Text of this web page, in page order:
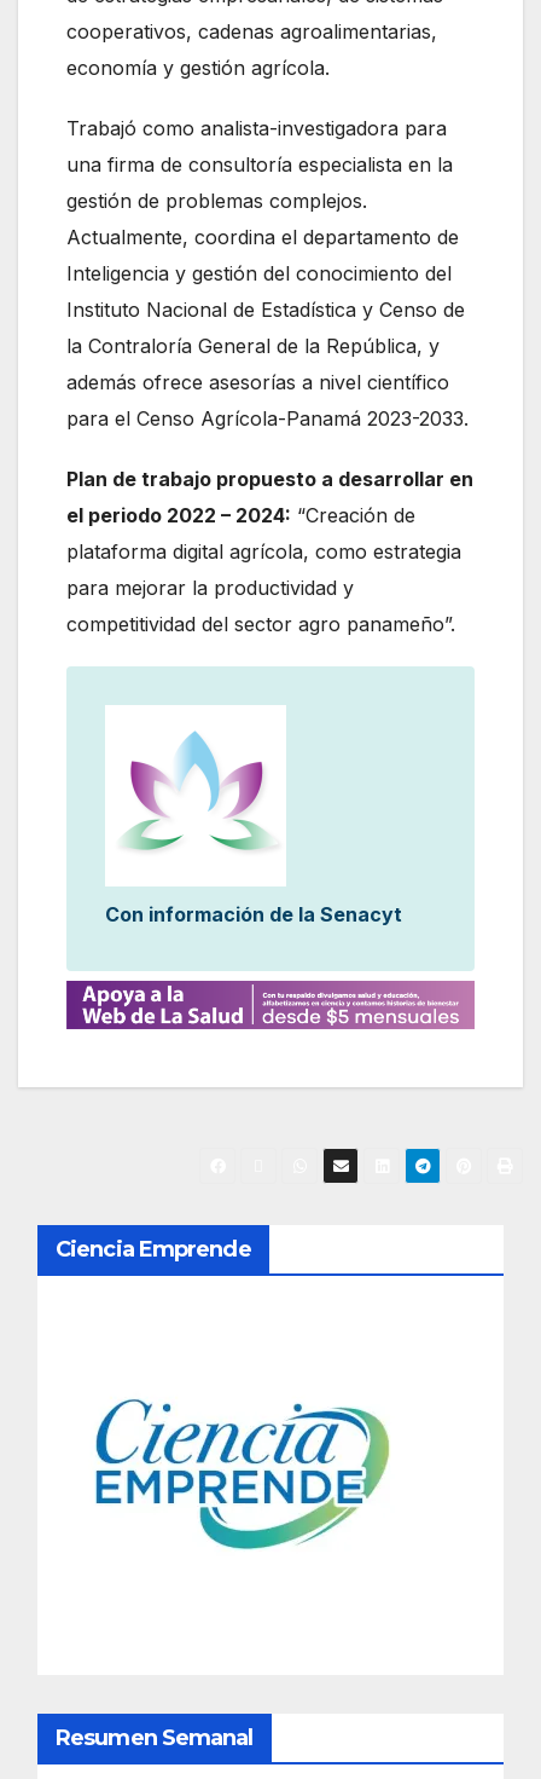
cooperativos, cadenas agroalimentarias,
economía y gestión agrícola.
Trabajó como analista-investigadora para
una firma de consultoría especialista en la
gestión de problemas complejos.
Actualmente, coordina el departamento de
Inteligencia y gestión del conocimiento del
Instituto Nacional de Estadística y Censo de
la Contraloría General de la República, y
además ofrece asesorías a nivel científico
para el Censo Agrícola-Panamá 2023-2033.
Plan de trabajo propuesto a desarrollar en
el periodo 2022 – 2024: “Creación de
plataforma digital agrícola, como estrategia
para mejorar la productividad y
competitividad del sector agro panameño”.
Con información de la Senacyt
N
a
d
e
Ciencia Emprende
Resumen Semanal